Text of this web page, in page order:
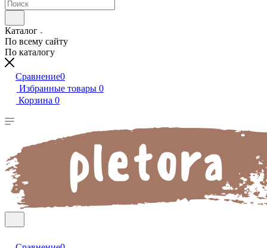
Каталог
По всему сайту
По каталогу
Сравнение0
Избранные товары 0
Корзина 0